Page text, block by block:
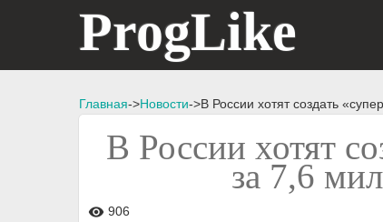
ProgLike
Главная->Новости->В России хотят создать
В России хотят
за 7,6
visibility 906